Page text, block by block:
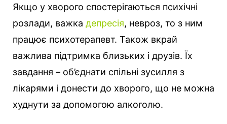
Якщо у хворого спостерігаються психічні
розлади, важка депресія, невроз, то з ним
працює психотерапевт. Також вкрай
важлива підтримка близьких і друзів. Їх
завдання – об’єднати спільні зусилля з
лікарями і донести до хворого, що не можна
худнути за допомогою алкоголю.